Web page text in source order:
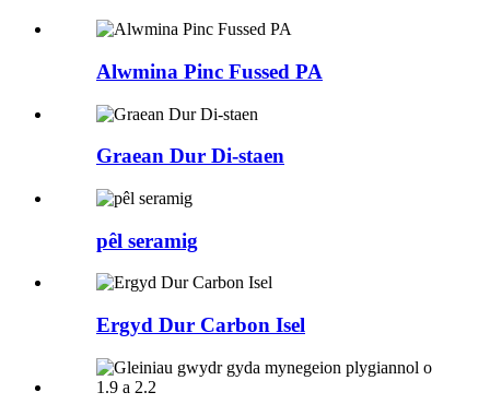
Alwmina Pinc Fussed PA
Graean Dur Di-staen
pêl seramig
Ergyd Dur Carbon Isel